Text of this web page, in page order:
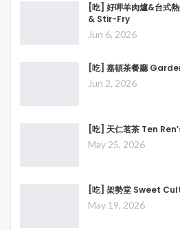
[吃] 好呷羊肉爐&台式
& Stir-Fry
Jun 6, 2026
[吃] 嘉頓茶餐廳
Jun 2, 2026
[吃] 天仁茗茶 Ten
May 25, 2026
[吃] 架勢堂 Sweet
May 19, 2026